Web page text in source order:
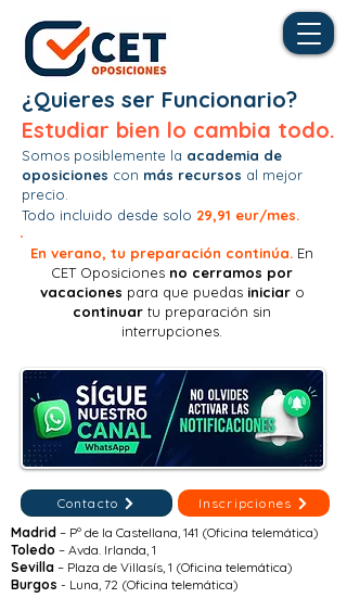
¿Quieres ser Funcionario?
Estudiar bien lo cambia todo.
Somos posiblemente la academia de
oposiciones con más recursos al mejor
precio.
Todo incluido desde solo 29,91 eur/mes.
En verano, tu preparación continúa. En
CET Oposiciones no cerramos por
vacaciones para que puedas iniciar o
continuar tu preparación sin
interrupciones.
Contacto
Inscripciones
Madrid – Pº de la Castellana, 141 (Oficina telemática)
Toledo – Avda. Irlanda, 1
Sevilla – Plaza de Villasís, 1 (Oficina telemática)
Burgos - Luna, 72 (Oficina telemática)